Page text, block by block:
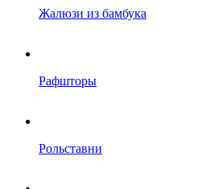
Жалюзи из бамбука
Рафшторы
Рольставни